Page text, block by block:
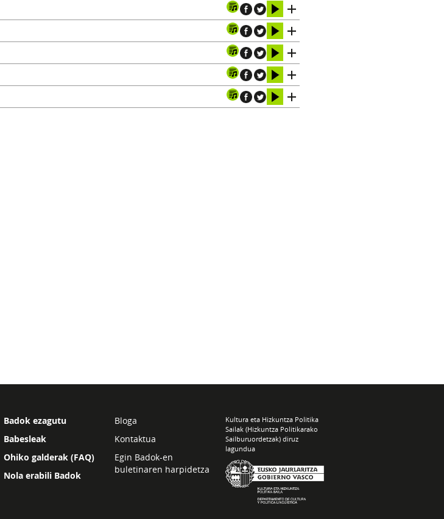
Badok ezagutu
Babesleak
Ohiko galderak (FAQ)
Nola erabili Badok
Bloga
Kontaktua
Egin Badok-en
buletinaren harpidetza
Kultura eta Hizkuntza Politika
Sailak (Hizkuntza Politikarako
Sailburuordetzak) diruz
lagundua